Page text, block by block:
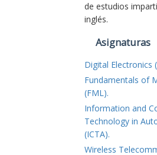
de estudios
inglés.
Asignaturas
Digital Electronics
Fundamentals of
(FML).
Information and
Technology in
(ICTA).
Wireless